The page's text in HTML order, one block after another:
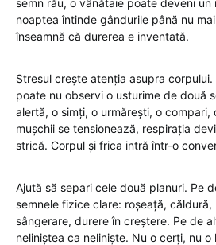
semn rău, o vânătaie poate deveni un
noaptea întinde gândurile până nu
înseamnă că durerea e inventată.
Stresul crește atenția asupra
poate nu observi o usturime de două
alertă, o simți, o urmărești, o compari,
mușchii se tensionează, respirația
strică. Corpul și frica intră într-o
Ajută să separi cele două planuri. Pe
semnele fizice clare: roșeață,
sângerare, durere în creștere. Pe de
neliniștea ca neliniște. Nu o cerți, nu